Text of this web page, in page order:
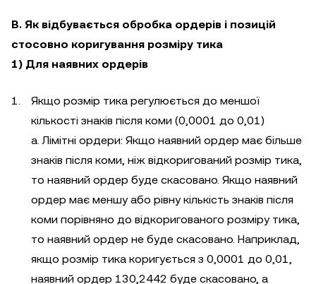
B. Як відбувається обробка ордерів і позицій
стосовно коригування розміру тика
1) Для наявних ордерів
Якщо розмір тика регулюється до меншої
кількості знаків після коми (0,0001 до 0,01)
a. Лімітні ордери: Якщо наявний ордер має більше
знаків після коми, ніж відкоригований розмір тика,
то наявний ордер буде скасовано. Якщо наявний
ордер має меншу або рівну кількість знаків після
коми порівняно до відкоригованого розміру тика,
то наявний ордер не буде скасовано. Наприклад,
якщо розмір тика коригується з 0,0001 до 0,01,
наявний ордер 130,2442 буде скасовано, а